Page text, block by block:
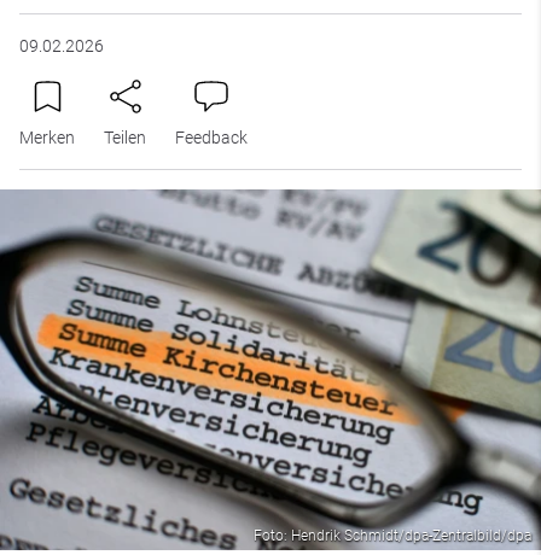
09.02.2026
Merken Teilen Feedback
Foto: Hendrik Schmidt/dpa-Zentralbild/dpa